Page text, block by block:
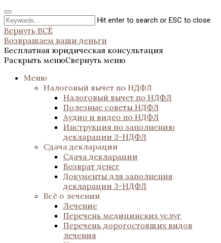
Hit enter to search or ESC to close
Вернуть ВСЁ
Возвращаем ваши деньги
Бесплатная юридическая консультация
Раскрыть менюСвернуть меню
Меню
Налоговый вычет по НДФЛ
Налоговый вычет по НДФЛ
Полезные советы НДФЛ
Аудио и видео по НДФЛ
Инструкция по заполнению
декларации 3-НДФЛ
Сдача декларации
Сдача декларации
Возврат денег
Документы для заполнения
декларации 3-НДФЛ
Всё о лечении
Лечение
Перечень медицинских услуг
Перечень дорогостоящих видов
лечения